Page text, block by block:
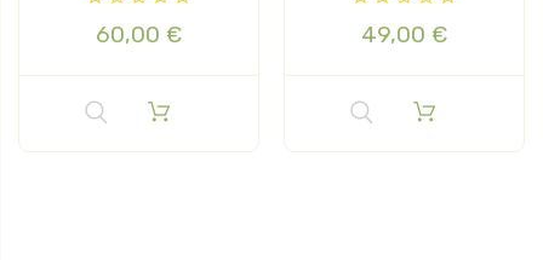
60,00 € 49,00 €